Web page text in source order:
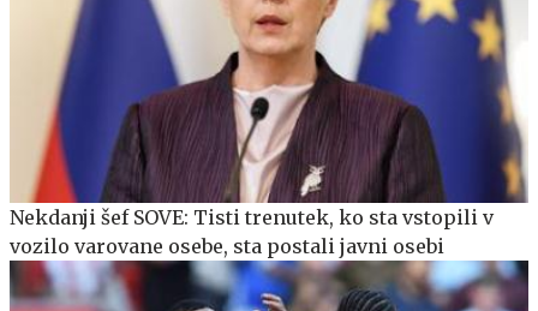
Nekdanji šef SOVE: Tisti trenutek, ko sta vstopili v
vozilo varovane osebe, sta postali javni osebi